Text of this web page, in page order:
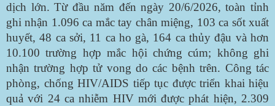
dịch lớn. Từ đầu năm đến ngày 20/6/2026, toàn tỉnh
ghi nhận 1.096 ca mắc tay chân miệng, 103 ca sốt xuất
huyết, 48 ca sởi, 11 ca ho gà, 164 ca thủy đậu và hơn
10.100 trường hợp mắc hội chứng cúm; không ghi
nhận trường hợp tử vong do các bệnh trên. Công tác
phòng, chống HIV/AIDS tiếp tục được triển khai hiệu
quả với 24 ca nhiễm HIV mới được phát hiện, 2.309